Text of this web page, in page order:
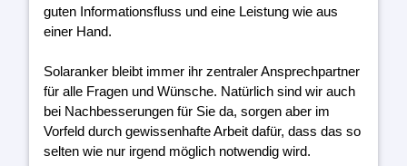
guten Informationsfluss und eine Leistung wie aus
einer Hand.
Solaranker bleibt immer ihr zentraler Ansprechpartner
für alle Fragen und Wünsche. Natürlich sind wir auch
bei Nachbesserungen für Sie da, sorgen aber im
Vorfeld durch gewissenhafte Arbeit dafür, dass das so
selten wie nur irgend möglich notwendig wird.